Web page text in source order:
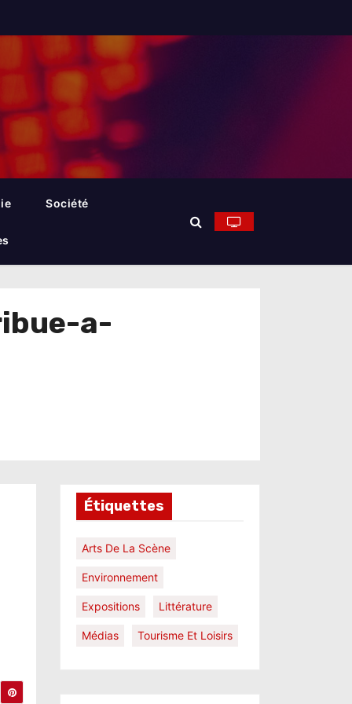
Société
a-
Étiquettes
Arts De La Scène
Environnement
Expositions Littérature
Médias Tourisme Et Loisirs